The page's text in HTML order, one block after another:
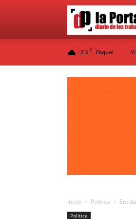
-2.3 C Esquel
Inicio Politica
Politica